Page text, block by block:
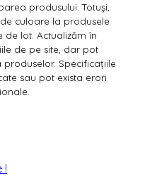
produsului. Totuși,
culoare la produsele
de lot. Actualizăm în
de pe site, dar pot
Specificațiile
sau pot exista erori
!